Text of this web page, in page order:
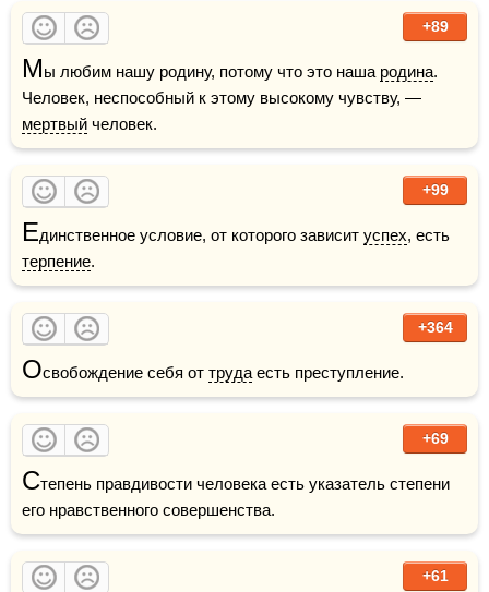
+89
Мы любим нашу родину, потому что это наша родина.
мертвый человек.
+99
Единственное условие, от которого зависит успех
терпение.
+364
Освобождение себя от труда есть преступление.
+69
Степень правдивости человека есть указатель степени
его нравственного совершенства.
+61